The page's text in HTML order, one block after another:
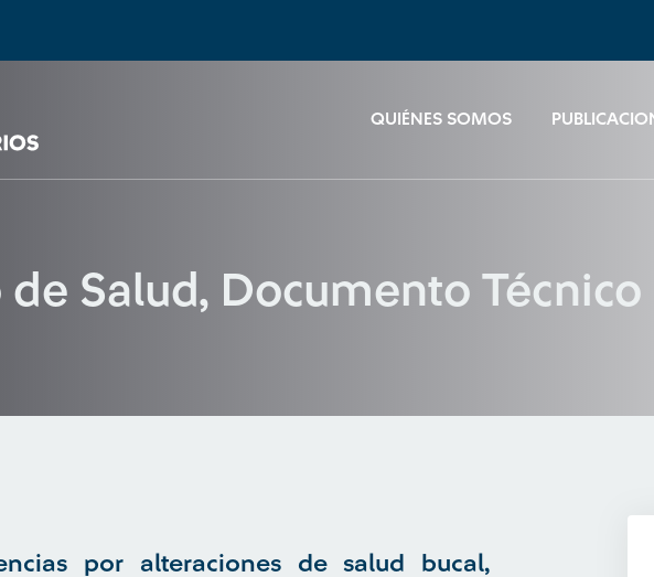
QUIÉNES SOMOS
Salud, Documento Técnico
por alteraciones de salud bucal,